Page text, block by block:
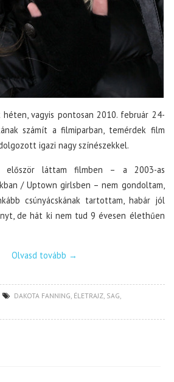
vagyis pontosan 2010. február 24-
számít a filmiparban, temérdek film
igazi nagy színészekkel.
először láttam filmben – a 2003-as
/ Uptown girlsben – nem gondoltam,
csúnyácskának tartottam, habár jól
de hát ki nem tud 9 évesen élethűen
Olvasd tovább →
DAKOTA FANNING, ÉLETRAJZ, SAG,